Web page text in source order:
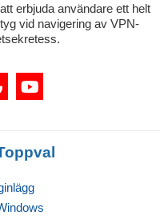
erbjuda användare ett helt
vid navigering av VPN-